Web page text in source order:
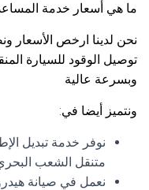
ما هي أسعار خدمة
نحن لدينا ارخص الأسعار
توصيل الوقود للسيارة
وبسرعة عالية
ونتميز أيضا في:
نوفر خدمة تبديل
متنقل الشعب
نعمل في صيانة